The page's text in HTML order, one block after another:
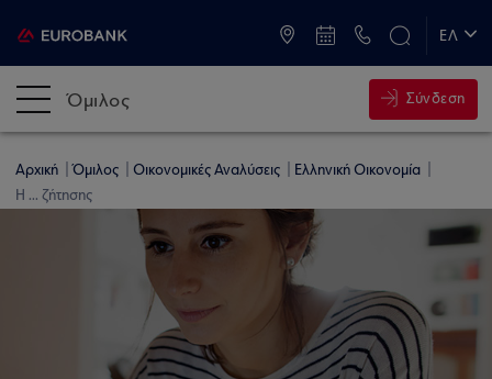
ΕΛ
Όμιλος Σύνδεση
Αρχική Όμιλος Οικονομικές Αναλύσεις
Ελληνική Οικονομία
Η ... ζήτησης